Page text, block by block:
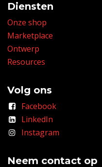
Diensten
Onze shop
Marketplace
Ontwerp
Resources
Volg ons
Facebook
LinkedIn
Instagram
Neem contact op